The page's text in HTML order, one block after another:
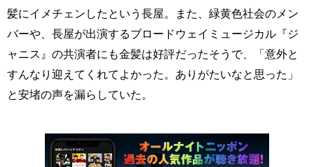
髪にイメチェンしたという長屋。また、緑黄色社会のメン
バーや、長屋が出演するブロードウェイミュージカル『ジ
ャニス』の共演者にも金髪は好評だったそうで、「意外と
すんなり迎えてくれてよかった。ありがたいなと思った」
と安堵の声を漏らしていた。